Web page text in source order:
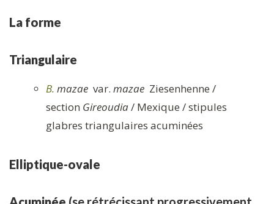
La forme
Triangulaire
B. mazae var. mazae Ziesenhenne /
section Gireoudia/ Mexique / stipules
glabres triangulaires acuminées
Elliptique-ovale